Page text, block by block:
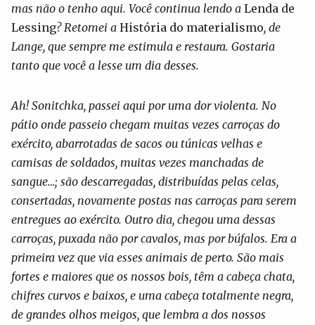
mas não o tenho aqui. Você continua lendo a Lenda de
Lessing? Retomei a História do materialismo, de
Lange, que sempre me estimula e restaura. Gostaria
tanto que você a lesse um dia desses.
Ah! Sonitchka, passei aqui por uma dor violenta. No
pátio onde passeio chegam muitas vezes carroças do
exército, abarrotadas de sacos ou túnicas velhas e
camisas de soldados, muitas vezes manchadas de
sangue…; são descarregadas, distribuídas pelas celas,
consertadas, novamente postas nas carroças para serem
entregues ao exército. Outro dia, chegou uma dessas
carroças, puxada não por cavalos, mas por búfalos. Era a
primeira vez que via esses animais de perto. São mais
fortes e maiores que os nossos bois, têm a cabeça chata,
chifres curvos e baixos, e uma cabeça totalmente negra,
de grandes olhos meigos, que lembra a dos nossos